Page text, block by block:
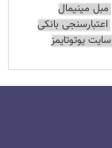
مبل مینیمال
اعتبارسنجی بانکی
سایت یوتوتایمز